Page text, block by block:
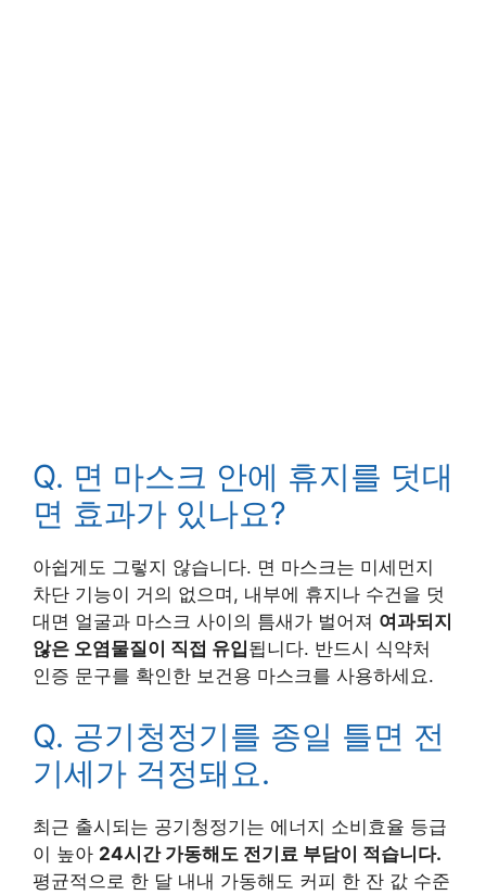
Q. 면 마스크 안에 휴지를 덧대
면 효과가 있나요?
아쉽게도 그렇지 않습니다. 면 마스크는 미세먼지
차단 기능이 거의 없으며, 내부에 휴지나 수건을 덧
대면 얼굴과 마스크 사이의 틈새가 벌어져 여과되지
않은 오염물질이 직접 유입됩니다. 반드시 식약처
인증 문구를 확인한 보건용 마스크를 사용하세요.
Q. 공기청정기를 종일 틀면 전
기세가 걱정돼요.
최근 출시되는 공기청정기는 에너지 소비효율 등급
이 높아 24시간 가동해도 전기료 부담이 적습니다.
평균적으로 한 달 내내 가동해도 커피 한 잔 값 수준